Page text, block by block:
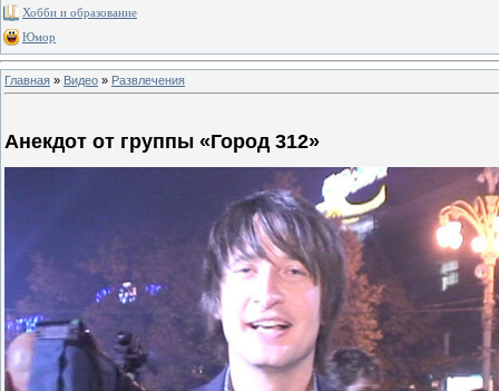
Хобби и образование
Юмор
Главная » Видео » Развлечения
Анекдот от группы «Город 312»